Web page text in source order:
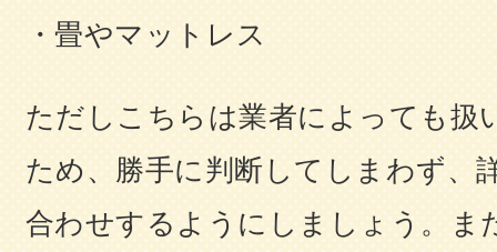
・畳やマットレス
ただしこちらは業者によっても扱
ため、勝手に判断してしまわず、
合わせするようにしましょう。ま